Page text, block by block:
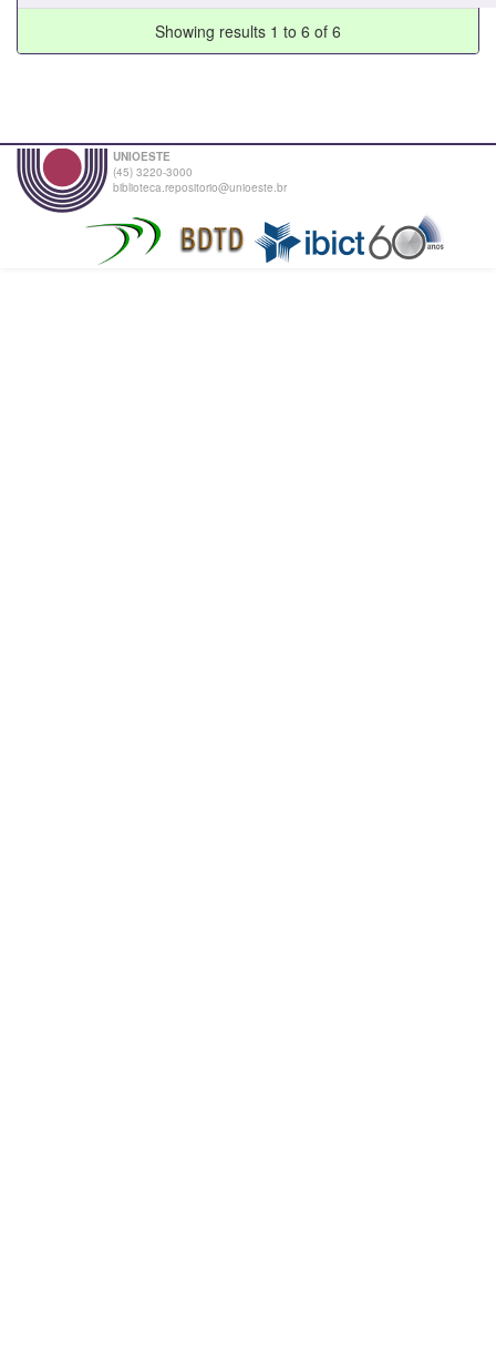
Showing results 1 to 6 of 6
UNIOESTE
(45) 3220-3000
biblioteca.repositorio@unioeste.br